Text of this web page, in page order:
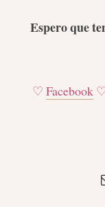
Espero que
♡ Facebook